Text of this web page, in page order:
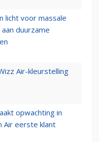
licht voor massale
duurzame
Air-kleurstelling
opwachting in
Air eerste klant